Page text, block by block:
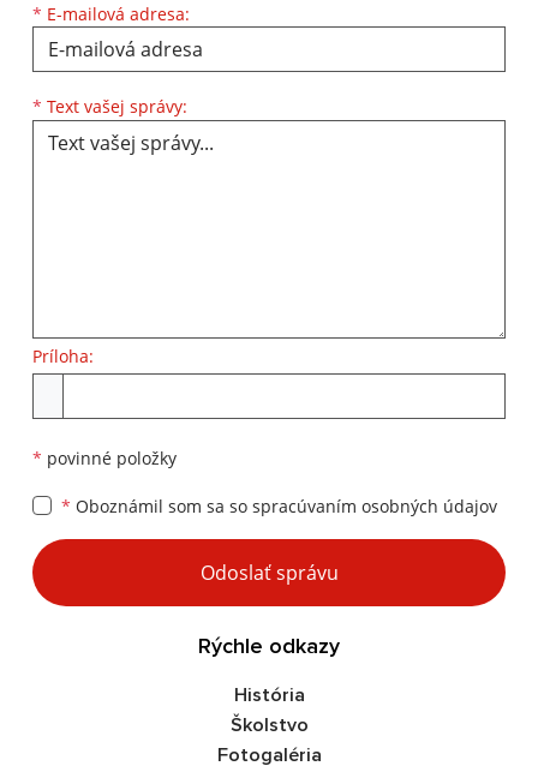
* E-mailová adresa:
* Text vašej správy:
Príloha:
* povinné položky
* Oboznámil som sa so spracúvaním osobných údajov
Google reCaptcha Response
Odoslať správu
Rýchle odkazy
História
Školstvo
Fotogaléria